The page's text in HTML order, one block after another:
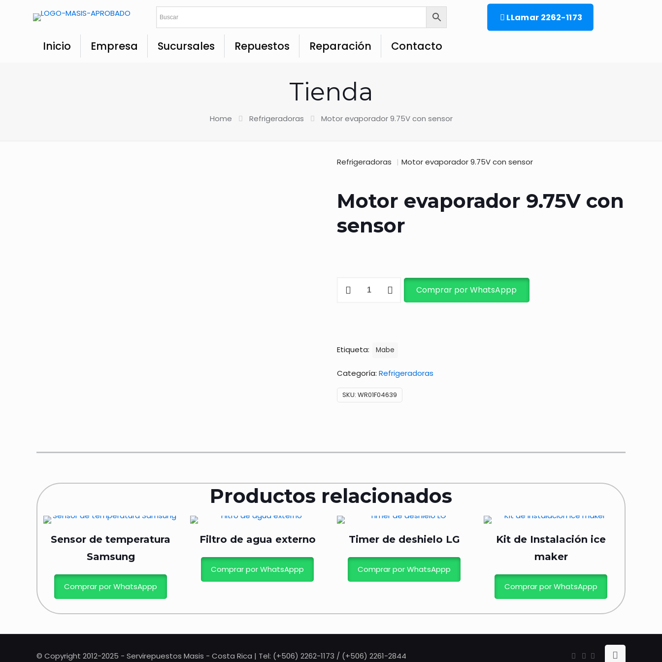
LLamar 2262-1173
Inicio Empresa Sucursales Repuestos Reparación Contacto
Tienda
Home Refrigeradoras Motor evaporador 9.75V con sensor
Refrigeradoras | Motor evaporador 9.75V con sensor
Motor evaporador 9.75V con
sensor
cantidad
Comprar por WhatsAppp
Etiqueta: Mabe
Categoría: Refrigeradoras
SKU: WR01F04639
Productos relacionados
Sensor de temperatura
Samsung
Comprar por WhatsAppp
Filtro de agua externo
Comprar por WhatsAppp
Timer de deshielo LG
Comprar por WhatsAppp
Kit de Instalación ice
maker
Comprar por WhatsAppp
© Copyright 2012-2025 - Servirepuestos Masis - Costa Rica | Tel: (+506) 2262-1173 / (+506) 2261-2844